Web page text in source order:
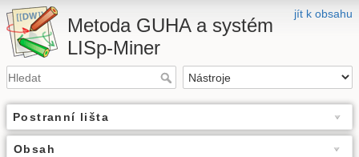
jít k obsahu
Metoda GUHA a systém
LISp-Miner
Postranní lišta
Obsah